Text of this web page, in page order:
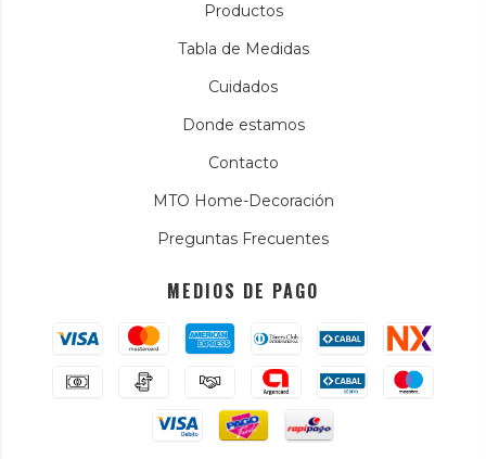
Productos
Tabla de Medidas
Cuidados
Donde estamos
Contacto
MTO Home-Decoración
Preguntas Frecuentes
MEDIOS DE PAGO